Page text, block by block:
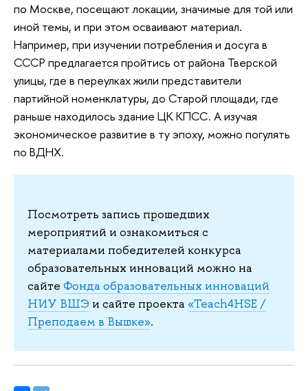
по Москве, посещают локации, значимые для той или
иной темы, и при этом осваивают материал.
Например, при изучении потребления и досуга в
СССР предлагается пройтись от района Тверской
улицы, где в переулках жили представители
партийной номенклатуры, до Старой площади, где
раньше находилось здание ЦК КПСС. А изучая
экономическое развитие в ту эпоху, можно погулять
по ВДНХ.
Посмотреть запись прошедших
мероприятий и ознакомиться с
материалами победителей конкурса
образовательных инноваций можно на
сайте Фонда образовательных инноваций
НИУ ВШЭ и сайте проекта «Teach4HSE /
Преподаем в Вышке».